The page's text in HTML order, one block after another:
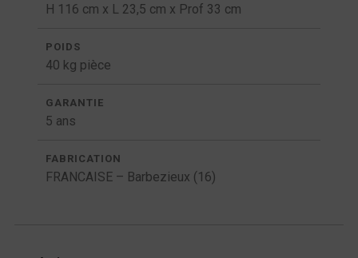
H 116 cm x L 23,5 cm x Prof 33 cm
POIDS
40 kg pièce
GARANTIE
5 ans
FABRICATION
FRANCAISE – Barbezieux (16)